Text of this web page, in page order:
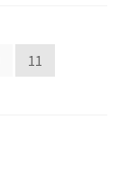
11